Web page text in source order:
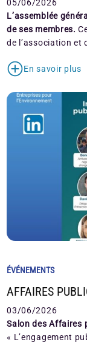
05/06/2026
L’assemblée
de ses membres.
de l’association et
En savoir plus
ÉVÉNEMENTS
AFFAIRES
03/06/2026
Salon des Affaires
« L’engagement